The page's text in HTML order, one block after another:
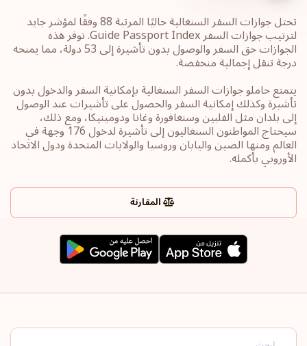
تحتل جوازات السفر السنغالية حاليًا المرتبة 88 وفقًا لمؤشر جايد
لترتيب جوازات السفر Guide Passport Index. توفر هذه
الجوازات حق السفر والوصول بدون تأشيرة إلى 53 دولة، مما يمنحه
درجة تنقل إجمالية منخفضة.
يتمتع حاملو جوازات السفر السنغالية بإمكانية السفر والدخول بدون
تأشيرة وكذلك إمكانية السفر والحصول على تأشيرات عند الوصول
إلى بلدان مثل الفلبين وسنغافورة وغانا ودومينيكا، ومع ذلك،
سيحتاج المواطنون السنغاليون إلى تأشيرة لدخول 176 وجهة في
العالم ومنها الصين واليابان وروسيا والولايات المتحدة ودول الاتحاد
الأوروبي بأكمله.
المقارنة